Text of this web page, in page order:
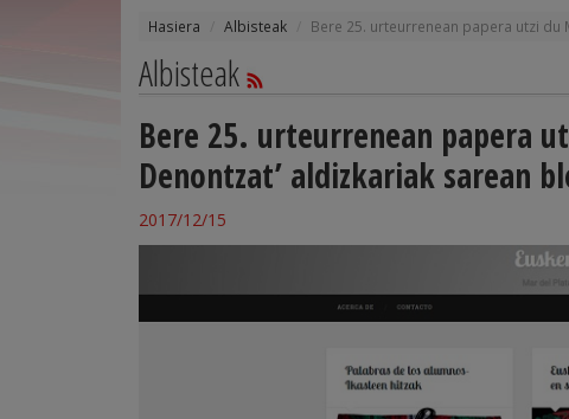
Hasiera Albisteak Bere 25. urteurrenean papera utzi du
Albisteak
Bere 25. urteurrenean papera
Denontzat’ aldizkariak sarean
2017/12/15